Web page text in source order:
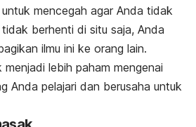
mencegah agar Anda tidak
berhenti di situ saja, Anda
ilmu ini ke orang lain.
lebih paham mengenai
Anda pelajari dan berusaha untuk